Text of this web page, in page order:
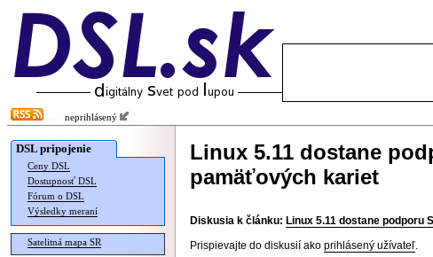
neprihlásený
DSL pripojenie
Ceny DSL
Dostupnosť DSL
Fórum o DSL
Výsledky meraní
Satelitná mapa SR
Linux 5.11 dostane
pamäťových kariet
Diskusia k článku: Linux 5.11 dostane
Prispievajte do diskusií ako prihlásený užívateľ.